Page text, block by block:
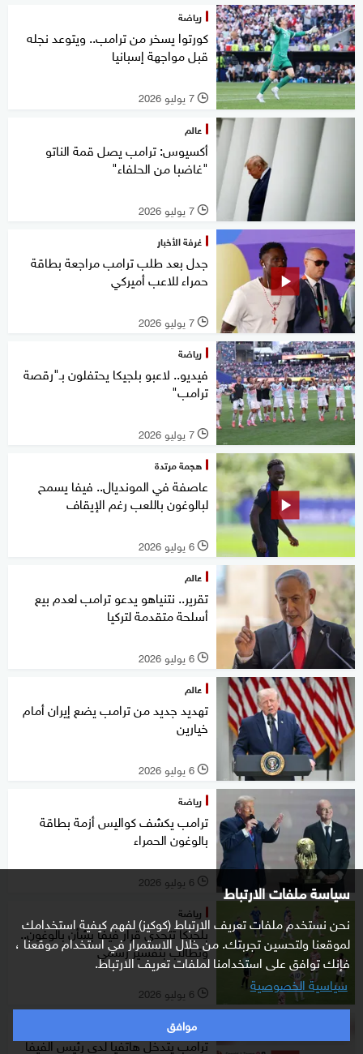
سياسة ملفات الارتباط
نحن نستخدم ملفات تعريف الارتباط (كوكيز) لفهم كيفية استخدامك
لموقعنا ولتحسين تجربتك. من خلال الاستمرار في استخدام موقعنا ،
فإنك توافق على استخدامنا لملفات تعريف الارتباط.
سياسية الخصوصية
موافق
رياضة
كورتوا يسخر من ترامب.. ويتوعد نجله
قبل مواجهة إسبانيا
l 7 يوليو 2026
عالم
أكسيوس: ترامب يصل قمة الناتو
"غاضبا من الحلفاء"
l 7 يوليو 2026
غرفة الأخبار
جدل بعد طلب ترامب مراجعة بطاقة
حمراء للاعب أميركي
l 7 يوليو 2026
رياضة
فيديو.. لاعبو بلجيكا يحتفلون بـ"رقصة
ترامب"
l 7 يوليو 2026
هجمة مرتدة
عاصفة في المونديال.. فيفا يسمح
لبالوغون باللعب رغم الإيقاف
l 6 يوليو 2026
عالم
تقرير.. نتنياهو يدعو ترامب لعدم بيع
أسلحة متقدمة لتركيا
l 6 يوليو 2026
عالم
تهديد جديد من ترامب يضع إيران أمام
خيارين
l 6 يوليو 2026
رياضة
ترامب يكشف كواليس أزمة بطاقة
بالوغون الحمراء
l 6 يوليو 2026
رياضة
بلجيكا تتحدى قرار فيفا بشأن بالوغون..
وتطالب بتفسير رسمي
l 6 يوليو 2026
الظهيرة
ترامب يتدخل هاتفيا لدى رئيس الفيفا